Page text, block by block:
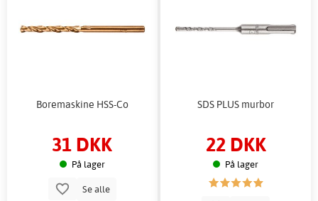
Boremaskine HSS-Co
31 DKK
På lager
Se alle
SDS PLUS murbor
22 DKK
På lager